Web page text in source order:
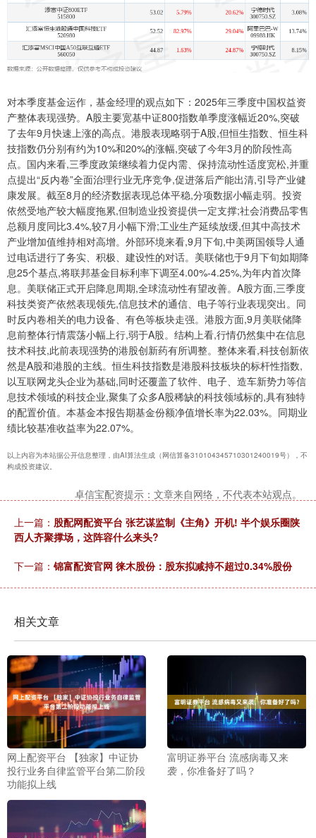
对本季度基金运作，基金经理的观点如下：2025年三季度中国权益资
产整体表现强势。A股主要宽基中证800指数单季度涨幅近20%,突破
了去年9月快速上涨的高点。港股表现略弱于A股,但恒生指数、恒生科
技指数仍分别有约为10%和20%的涨幅,突破了今年3月的阶段性高
点。国内来看,三季度政策继续着力促内需、保持流动性适度宽松,并重
点提出“反内卷”全面治理行业无序竞争,促进落后产能出清,引导产业健
康发展。截至8月的经济数据表现总体平稳,分项数据小幅走弱。投资
依然受地产较大幅度拖累,但制造业投资提供一定支撑;社会消费品零售
总额月度同比3.4%,较7月小幅下滑;工业生产延续放缓,但其中高技术
产业增加值维持相对高增。外部环境来看,9月下旬,中美两国领导人通
过电话进行了务实、积极、建设性的对话。美联储也于9月下旬如期降
息25个基点,将联邦基金目标利率下调至4.00%-4.25%,为年内首次降
息。美联储正式开启降息周期,全球流动性有望改善。A股方面,三季度
科技类资产依然表现领先,信息技术的通信、电子等行业表现突出。同
时反内卷相关的电力设备、有色等板块走强。港股方面,9月美联储降
息前整体行情震荡小幅上行,弱于A股。结构上看,行情仍然集中在信息
技术科技,此前表现强势的港股创新药有所调整。整体来看,科技创新依
然是A股和港股的主线。恒生科技指数是港股科技板块的标杆性指数,
以互联网龙头企业为基础,同时还覆盖了软件、电子、造车新势力等信
息技术领域的科技企业,聚集了众多A股稀缺的科技领域标的,具有独特
的配置价值。本基金本报告期基金份额净值增长率为22.03%。同期业
绩比较基准收益率为22.07%。
以上内容为本站据公开信息整理，由AI算法生成（网信算备310104345710301240019号），不
构成投资建议。
卓信宝配资提示：文章来自网络，不代表本站观点。
上一篇： 股配网配资平台 张艺谋监制《主角》开机! 半个娱乐圈陕
西人齐聚撑场，这阵容什么来头?
下一篇： 锦富配资官网 徕木股份：股东拟减持不超过0.34%股份
相关文章
网上配资平台 【独家】中证协
投行业务自律监管平台第二阶段
功能拟上线
富明证券平台 流感病毒又来
袭，你准备好了吗？